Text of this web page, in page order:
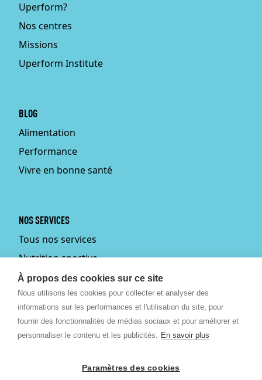
À propos des cookies sur ce site
Nous utilisons les cookies pour collecter et analyser des
informations sur les performances et l'utilisation du site, pour
fournir des fonctionnalités de médias sociaux et pour améliorer et
personnaliser le contenu et les publicités. En savoir plus
Paramètres des cookies
Uperform?
Nos centres
Missions
Uperform Institute
BLOG
Alimentation
Performance
Vivre en bonne santé
NOS SERVICES
Tous nos services
Nutrition sportive
Personal training
Fitmums
Médecin du sport
Podologie
Massages bien-être et